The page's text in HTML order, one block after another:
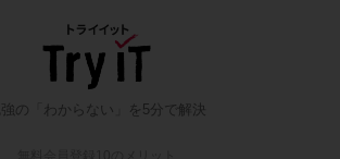
の「わからない」を5分で解決